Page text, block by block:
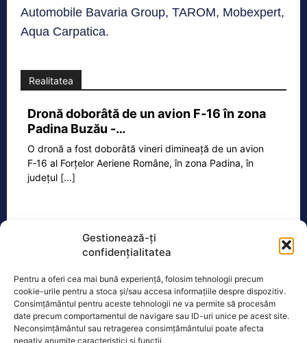
Gestionează-ți
confidențialitatea
Pentru a oferi cea mai bună experiență, folosim tehnologii precum
cookie-urile pentru a stoca și/sau accesa informațiile despre dispozitiv.
Consimțământul pentru aceste tehnologii ne va permite să procesăm
date precum comportamentul de navigare sau ID-uri unice pe acest site.
Neconsimțământul sau retragerea consimțământului poate afecta
negativ anumite caracteristici și funcții.
Automobile Bavaria Group, TAROM, Mobexpert,
Aqua Carpatica.
Realitatea
Dronă doborâtă de un avion F‑16 în zona
Padina Buzău -…
O dronă a fost doborâtă vineri dimineață de un avion
F‑16 al Forțelor Aeriene Române, în zona Padina, în
județul [...]
taie curentul companiilor, în contextul…
Ilie Bolojan a transmis astăzi că va da
undă verde Transelectrica să taie
curentul companiilor, în contextul